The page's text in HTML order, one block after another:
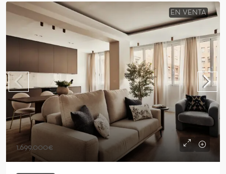
EN VENTA
1.699.000€